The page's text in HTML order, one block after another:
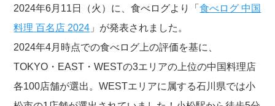
2024年6月11日（火）に、食べログより「食べログ 中国
料理 百名店 2024 」が発表されました。
2024年4月時点での食べログ上の評価を基に、
TOKYO・EAST・WESTの3エリアの上位の中国料理店
各100店舗が選出。WESTエリアに属する石川県では小